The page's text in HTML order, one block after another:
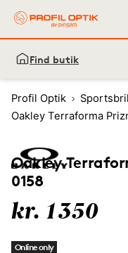
Find butik
Profil Optik
Oakley Terraforma
Oakley
0158
kr. 1350
Online only